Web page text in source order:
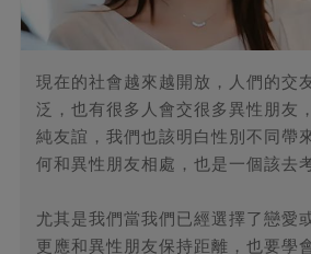
現在的社會越來越開放，人們的交
泛，也有很多人會交很多異性朋友
純友誼，我們也該明白性別不同帶
何和異性朋友相處，也是一個該去
尤其是我們當我們已經選擇了戀愛
更應和異性朋友保持距離，也要學